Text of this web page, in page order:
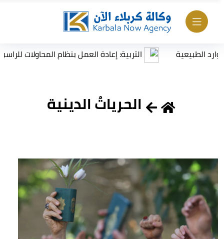
التربية: إعادة العمل بنظام المحاولات للراسبين
الحرياتُ الدينية